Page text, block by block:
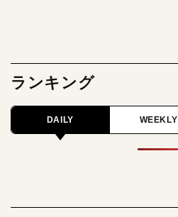
ランキング
DAILY WEEKLY